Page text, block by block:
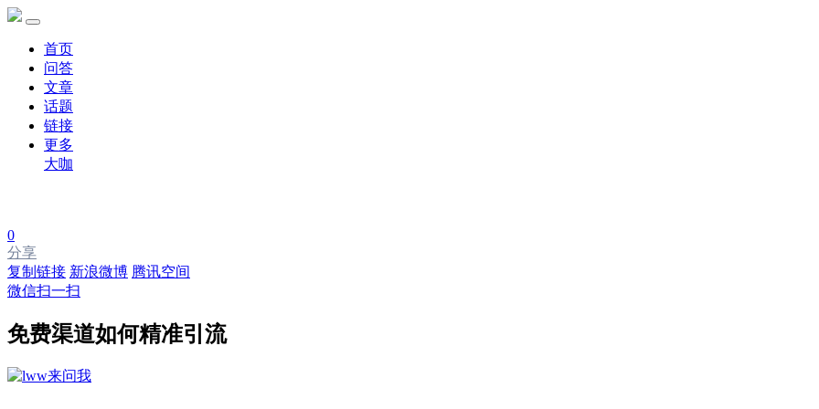
首页
问答
文章
话题
链接
更多
大咖
0
分享
复制链接 新浪微博 腾讯空间
微信扫一扫
免费渠道如何精准引流